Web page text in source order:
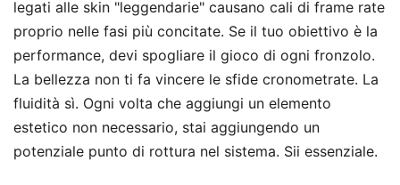
legati alle skin "leggendarie" causano cali di frame rate
proprio nelle fasi più concitate. Se il tuo obiettivo è la
performance, devi spogliare il gioco di ogni fronzolo.
La bellezza non ti fa vincere le sfide cronometrate. La
fluidità sì. Ogni volta che aggiungi un elemento
estetico non necessario, stai aggiungendo un
potenziale punto di rottura nel sistema. Sii essenziale.